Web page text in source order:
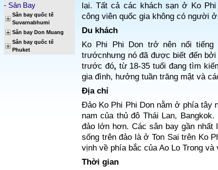
- Sân Bay
Sân bay quốc tế
Suvarnabhumi
Sân bay Don Muang
Sân bay quốc tế
Phuket
lại. Tất cả các khách sạn ở Ko
công viên quốc gia không có người
Du khách
Ko Phi Phi Don trở nên nổi
trướcnhưng nó đã được biết đến
trước đó, từ 18-35 tuổi đang tìm
gia đình, hưởng tuần trăng mật và
Địa chỉ
Đảo Ko Phi Phi Don nằm ở phía tây
nam của thủ đô Thái Lan,
đảo lớn hơn. Các sân bay gần nhất
sống trên đảo là ở Ton Sai trên Ko
vịnh về phía bắc của Ao Lo Trong và
Thời gian